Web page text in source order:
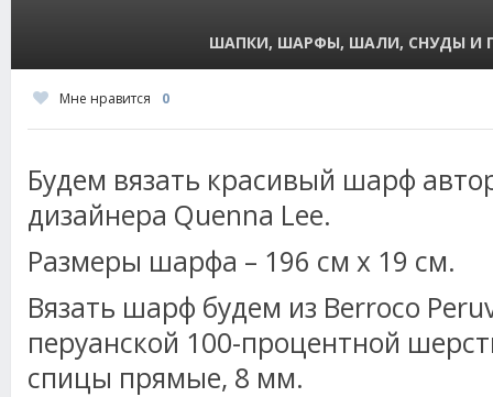
ШАПКИ, ШАРФЫ, ШАЛИ, СНУДЫ И
Мне нравится 0
Будем вязать красивый шарф
дизайнера Quenna Lee.
Размеры шарфа – 196 см х 19 см.
Вязать шарф будем из Berroco
перуанской 100-процентной
спицы прямые, 8 мм.